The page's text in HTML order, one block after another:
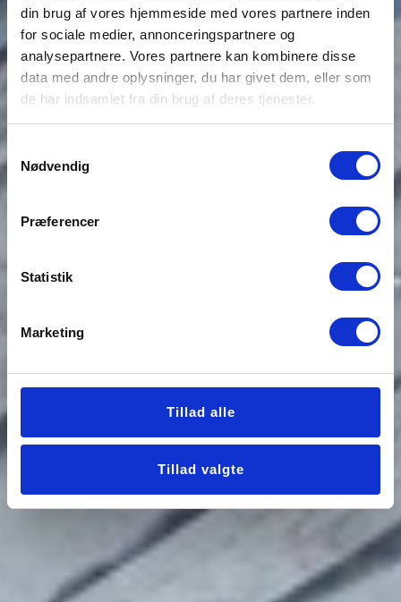
din brug af vores hjemmeside med vores partnere inden
for sociale medier, annonceringspartnere og
analysepartnere. Vores partnere kan kombinere disse
data med andre oplysninger, du har givet dem, eller som
de har indsamlet fra din brug af deres tjenester.
Samtykkevalg
Nødvendig
Præferencer
Statistik
Marketing
Tillad alle
Tillad valgte